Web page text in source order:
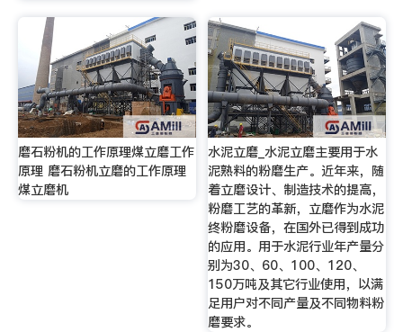
磨石粉机的工作原理煤立磨工作
原理 磨石粉机立磨的工作原理
煤立磨机
水泥立磨_水泥立磨主要用于水
泥熟料的粉磨生产。近年来，随
着立磨设计、制造技术的提高，
粉磨工艺的革新，立磨作为水泥
终粉磨设备，在国外已得到成功
的应用。用于水泥行业年产量分
别为30、60、100、120、
150万吨及其它行业使用，以满
足用户对不同产量及不同物料粉
磨要求。